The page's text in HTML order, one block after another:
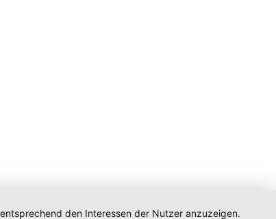
den Interessen der Nutzer anzuzeigen.